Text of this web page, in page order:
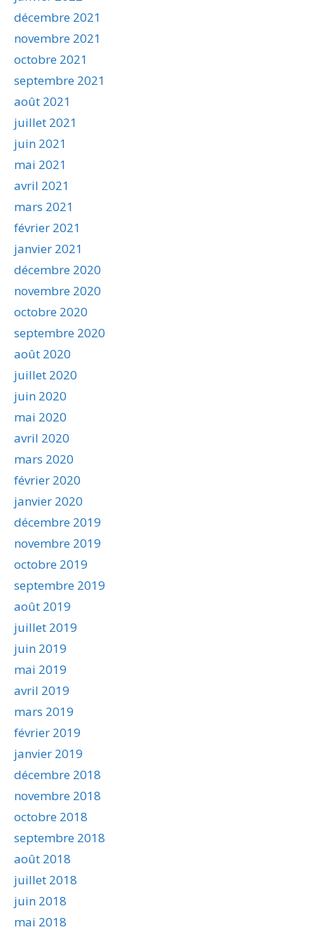
décembre 2021
novembre 2021
octobre 2021
septembre 2021
août 2021
juillet 2021
juin 2021
mai 2021
avril 2021
mars 2021
février 2021
janvier 2021
décembre 2020
novembre 2020
octobre 2020
septembre 2020
août 2020
juillet 2020
juin 2020
mai 2020
avril 2020
mars 2020
février 2020
janvier 2020
décembre 2019
novembre 2019
octobre 2019
septembre 2019
août 2019
juillet 2019
juin 2019
mai 2019
avril 2019
mars 2019
février 2019
janvier 2019
décembre 2018
novembre 2018
octobre 2018
septembre 2018
août 2018
juillet 2018
juin 2018
mai 2018